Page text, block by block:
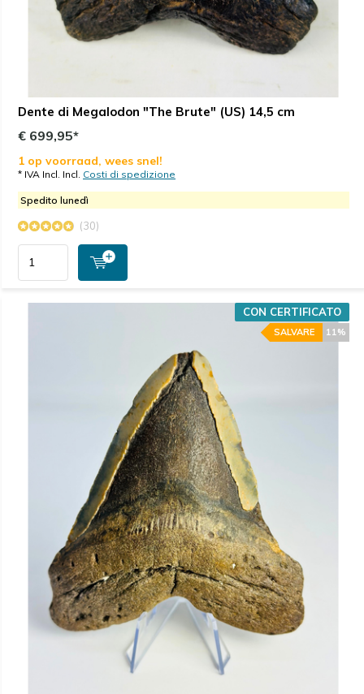
Dente di Megalodon "The Brute" (US) 14,5 cm
€ 699,95*
1 op voorraad, wees snel!
* IVA Incl. Incl. Costi di spedizione
Spedito lunedì
(30)
CON CERTIFICATO
11%
SALVARE